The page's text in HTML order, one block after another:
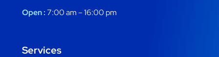
Open :7:00 am – 16:00 pm
Services